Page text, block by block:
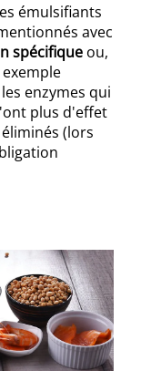
émulsifiants
avec
spécifique ou,
enzymes qui
plus d'effet
(lors